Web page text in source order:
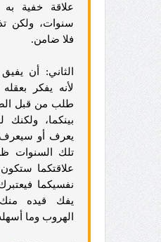
علاقة خفية به
سنوات، ولكن
فلا ضامن.
الثاني: أن
لأنه يفكر
طلب من قبل
بينكما،
يعرف أو سيعرف
تلك السنوات
علاقتكما ستكون
نفسيكما
يفك قيده منك
الهروب وما